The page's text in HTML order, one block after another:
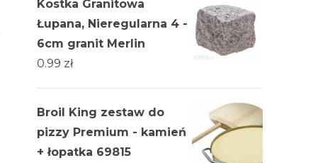
Kostka Granitowa
Łupana, Nieregularna 4 -
6cm granit Merlin
0.99 zł
Broil King zestaw do
pizzy Premium - kamień
+ łopatka 69815